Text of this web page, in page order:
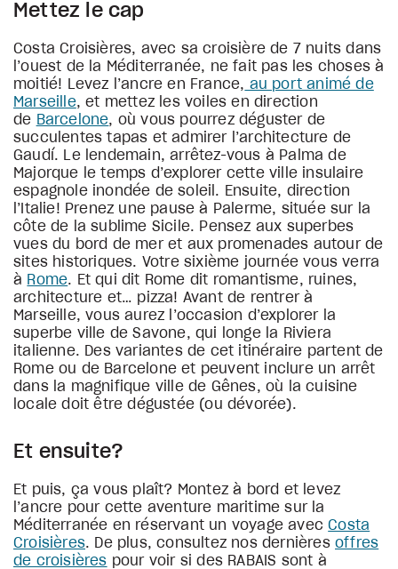
Mettez le cap
Costa Croisières, avec sa croisière de 7 nuits dans
l’ouest de la Méditerranée, ne fait pas les choses à
moitié! Levez l’ancre en France, au port animé de
Marseille, et mettez les voiles en direction
de Barcelone, où vous pourrez déguster de
succulentes tapas et admirer l’architecture de
Gaudí. Le lendemain, arrêtez-vous à Palma de
Majorque le temps d’explorer cette ville insulaire
espagnole inondée de soleil. Ensuite, direction
l’Italie! Prenez une pause à Palerme, située sur la
côte de la sublime Sicile. Pensez aux superbes
vues du bord de mer et aux promenades autour de
sites historiques. Votre sixième journée vous verra
à Rome. Et qui dit Rome dit romantisme, ruines,
architecture et… pizza! Avant de rentrer à
Marseille, vous aurez l’occasion d’explorer la
superbe ville de Savone, qui longe la Riviera
italienne. Des variantes de cet itinéraire partent de
Rome ou de Barcelone et peuvent inclure un arrêt
dans la magnifique ville de Gênes, où la cuisine
locale doit être dégustée (ou dévorée).
Et ensuite?
Et puis, ça vous plaît? Montez à bord et levez
l’ancre pour cette aventure maritime sur la
Méditerranée en réservant un voyage avecCosta
Croisières. De plus, consultez nos dernières offres
de croisières pour voir si des RABAIS sont à